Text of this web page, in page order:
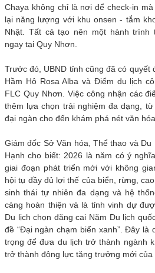
Chaya không chỉ là nơi để check-in
lại năng lượng với khu onsen - tắm
Nhật. Tất cả tạo nên một hành trình
ngay tại Quy Nhơn.
Trước đó, UBND tỉnh cũng đã có quyết
Hầm Hô Rosa Alba và Điểm du lịch
FLC Quy Nhơn. Việc công nhận các
thêm lựa chọn trải nghiệm đa dạng,
đại ngàn cho đến khám phá nét văn
Giám đốc Sở Văn hóa, Thể thao và
Hạnh cho biết: 2026 là năm có ý
giai đoạn phát triển mới với không
hội tụ đầy đủ lợi thế của biển, rừng,
sinh thái tự nhiên đa dạng và hệ
càng hoàn thiện và là tỉnh vinh dự
Du lịch chọn đăng cai Năm Du lịch
đề “Đại ngàn chạm biển xanh”. Đây là
trọng để đưa du lịch trở thành ngành
trở thành động lực tăng trưởng mới của